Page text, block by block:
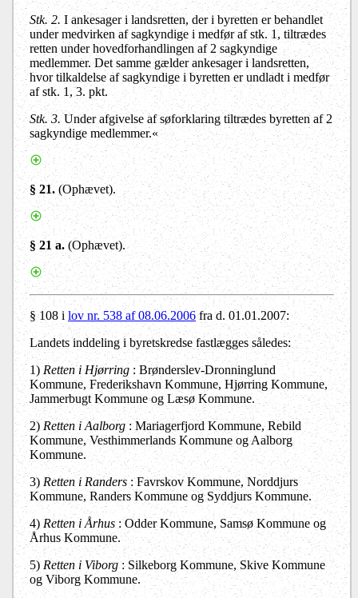
Stk. 2. I ankesager i landsretten, der i byretten er behandlet
under medvirken af sagkyndige i medfør af stk. 1, tiltrædes
retten under hovedforhandlingen af 2 sagkyndige
medlemmer. Det samme gælder ankesager i landsretten,
hvor tilkaldelse af sagkyndige i byretten er undladt i medfør
af stk. 1, 3. pkt.
Stk. 3. Under afgivelse af søforklaring tiltrædes byretten af 2
sagkyndige medlemmer.«
§ 21. (Ophævet).
§ 21 a.(Ophævet).
§ 108 ilov nr. 538 af 08.06.2006fra d. 01.01.2007:
Landets inddeling i byretskredse fastlægges således:
1)Retten i Hjørring : Brønderslev-Dronninglund
Kommune, Frederikshavn Kommune, Hjørring Kommune,
Jammerbugt Kommune og Læsø Kommune.
2) Retten i Aalborg: Mariagerfjord Kommune, Rebild
Kommune, Vesthimmerlands Kommune og Aalborg
Kommune.
3) Retten i Randers: Favrskov Kommune, Norddjurs
Kommune, Randers Kommune og Syddjurs Kommune.
4)Retten i Århus: Odder Kommune, Samsø Kommune og
Århus Kommune.
5)Retten i Viborg: Silkeborg Kommune, Skive Kommune
og Viborg Kommune.